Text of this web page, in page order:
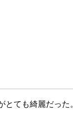
とても綺麗だった